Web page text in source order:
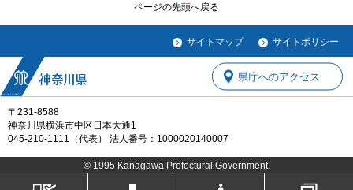
ページの先頭へ戻る
サイトマップ サイトポリシー
〒231-8588
神奈川県横浜市中区日本大通1
045-210-1111（代表） 法人番号：1000020140007
県庁へのアクセス
© 1995 Kanagawa Prefectural Government.